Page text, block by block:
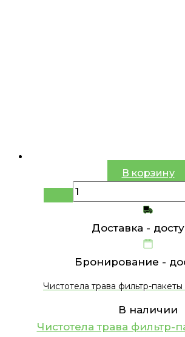
В корзину
Доставка -
Бронирование -
Чистотела трава фильтр-пакеты
В наличии
Чистотела трава фильтр-